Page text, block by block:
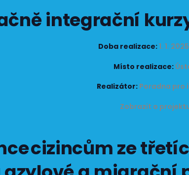
integrační
Doba realizace:1. 1.
Místo realizace:
Realizátor:Poradna pro
Zobrazit o
cizincům ze